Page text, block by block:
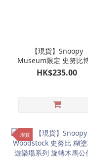
【現貨】Snoopy
Museum限定 史努比
館 公仔專用衫仔服裝 杏
HK$235.00
現貨